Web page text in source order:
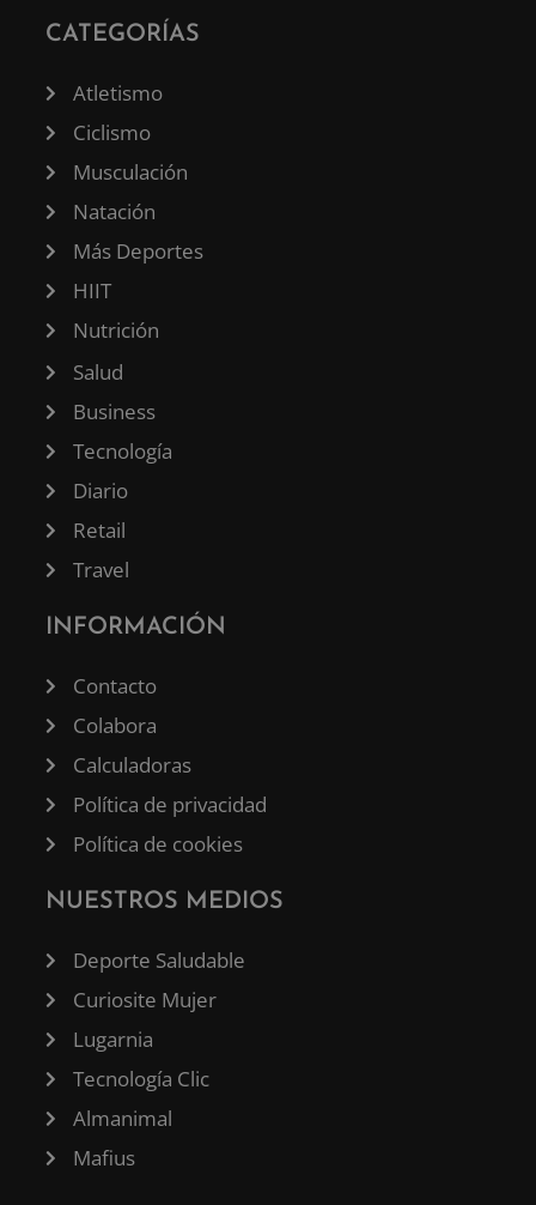
CATEGORÍAS
Atletismo
Ciclismo
Musculación
Natación
Más Deportes
HIIT
Nutrición
Salud
Business
Tecnología
Diario
Retail
Travel
INFORMACIÓN
Contacto
Colabora
Calculadoras
Política de privacidad
Política de cookies
NUESTROS MEDIOS
Deporte Saludable
Curiosite Mujer
Lugarnia
Tecnología Clic
Almanimal
Mafius